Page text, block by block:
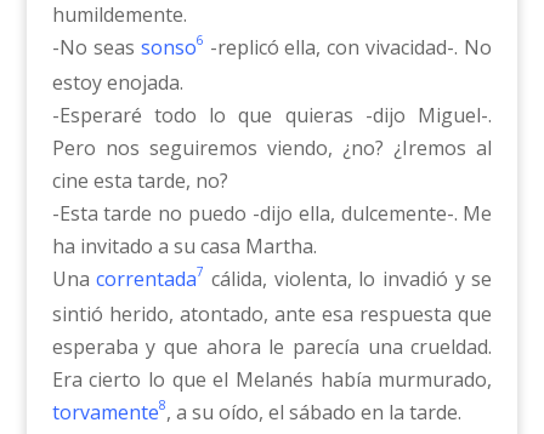
humildemente.
-No seas sonso6 -replicó ella, con vivacidad-. No
estoy enojada.
-Esperaré todo lo que quieras -dijo Miguel-.
Pero nos seguiremos viendo, ¿no? ¿Iremos al
cine esta tarde, no?
-Esta tarde no puedo -dijo ella, dulcemente-. Me
ha invitado a su casa Martha.
Unacorrentada7 cálida, violenta, lo invadió y se
sintió herido, atontado, ante esa respuesta que
esperaba y que ahora le parecía una crueldad.
Era cierto lo que el Melanés había murmurado,
torvamente8, a su oído, el sábado en la tarde.